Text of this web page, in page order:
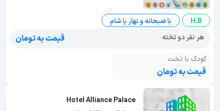
H.B
با صبحانه و نهار یا شام
هر نفر دو تخته
قیمت به تومان
کودک با تخت
قیمت به تومان
Hotel Alliance Palace